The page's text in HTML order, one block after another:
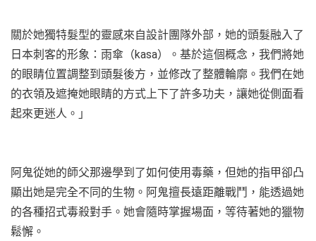
關於她獨特髮型的靈感來自設計團隊外部，她的頭髮融入了
日本刺客的形象：雨傘（kasa）。基於這個概念，我們將她
的眼睛位置調整到頭髮後方，並修改了整體輪廓。我們在她
的衣領及遮掩她眼睛的方式上下了許多功夫，讓她從側面看
起來更迷人。」
阿鬼從她的師父那邊學到了如何使用毒藥，但她的指甲卻凸
顯出她是完全不同的生物。阿鬼擅長遠距離戰鬥，能透過她
的各種招式毒殺對手。她會隨時掌握場面，等待著她的獵物
鬆懈。